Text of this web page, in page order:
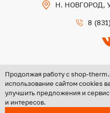
Н. НОВГОРОД,
8
Copyright @ 2026
Политика
Продолжая работу с shop-
использование сайтом cookies
улучшить предложения и
и интересов.